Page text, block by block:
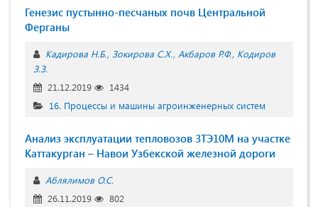
Генезис пустынно-песчаных почв Центральной
Ферганы
Кадирова Н.Б. Зокирова С.Х. Акбаров Р.Ф. Кодиров
З.З.
21.12.2019
1434
16. Процессы и машины агроинженерных систем
Анализ эксплуатации тепловозов 3ТЭ10М на участке
Каттакурган – Навои Узбекской железной дороги
Аблялимов О.С.
26.11.2019
802